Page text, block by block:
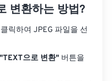
변환하는 방법?
릭하여 JPEG 파일을 선
"TEXT으로 변환" 버튼을